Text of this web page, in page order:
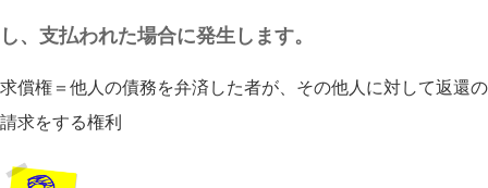
し、支払われた場合に発生します。
求償権＝他人の債務を弁済した者が、その他人に対して返還の
請求をする権利